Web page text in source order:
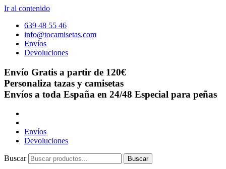
Ir al contenido
639 48 55 46
info@tocamisetas.com
Envíos
Devoluciones
Envío Gratis a partir de 120€
Personaliza tazas y camisetas
Envíos a toda España en 24/48 Especial para peñas
Envíos
Devoluciones
Buscar Buscar